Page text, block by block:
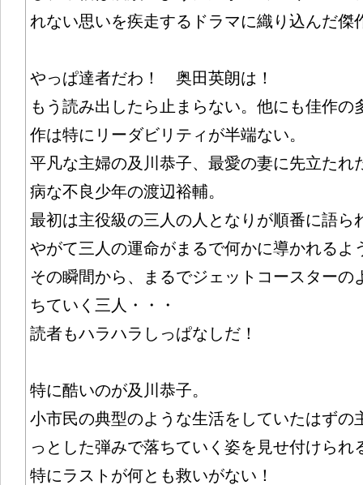
れない思いを疾走するドラマに織り込んだ傑
やっぱ達者だわ！ 奥田英朗は！
もう読み出したら止まらない。他にも佳作の
作は特にリーダビリティが半端ない。
平凡な主婦の及川恭子、最愛の妻に先立たれ
病な不良少年の渡辺裕輔。
最初は主役級の三人の人となりが順番に語ら
やがて三人の運命がまるで何かに導かれるよ
その瞬間から、まるでジェットコースターの
ちていく三人・・・
読者もハラハラしっぱなしだ！
特に酷いのが及川恭子。
小市民の典型のような生活をしていたはずの
っとした弾みで落ちていく姿を見せ付けられ
特にラストが何とも救いがない！